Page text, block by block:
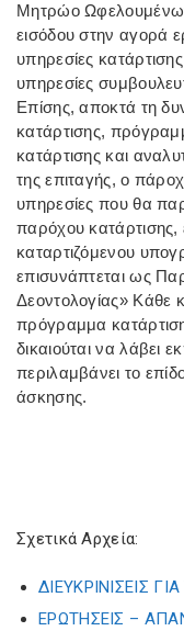
Μητρώο
εισόδου στην αγορά
υπηρεσίες
υπηρεσίες
Επίσης, αποκτά τη
κατάρτισης,
κατάρτισης και
της επιταγής, ο
υπηρεσίες που θα
παρόχου κατάρτισης,
καταρτιζόμενου
επισυνάπτεται ως
Δεοντολογίας» Κάθε
πρόγραμμα
δικαιούται να λάβει
περιλαμβάνει το
άσκησης.
Σχετικά Αρχεία:
ΔΙΕΥΚΡΙΝΙΣΕΙΣ
ΕΡΩΤΗΣΕΙΣ –